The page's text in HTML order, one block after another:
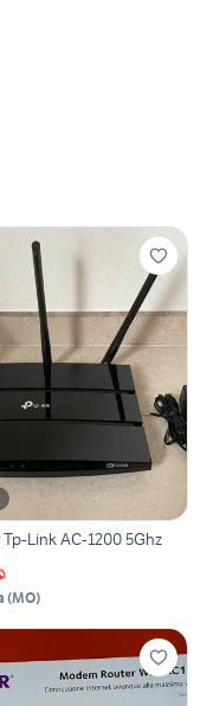
Link AC-1200 5Ghz
(MO)